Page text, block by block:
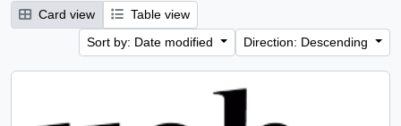
Card view
Table view
Sort by: Date modified
Direction: Descending